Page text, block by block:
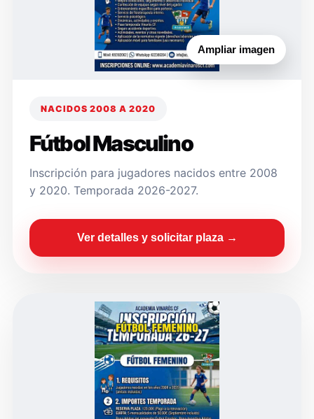
Ampliar imagen
NACIDOS 2008 A 2020
Fútbol Masculino
Inscripción para jugadores nacidos entre 2008
y 2020. Temporada 2026-2027.
Ver detalles y solicitar plaza →